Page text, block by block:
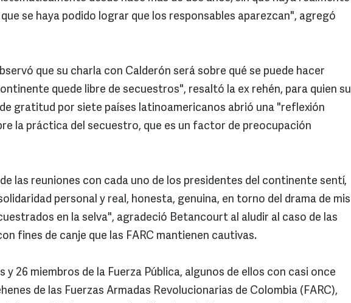
se haya podido lograr que los responsables aparezcan", agregó
que su charla con Calderón será sobre qué se puede hacer
quede libre de secuestros", resaltó la ex rehén, para quien su
gratitud por siete países latinoamericanos abrió una "reflexión
la práctica del secuestro, que es un factor de preocupación
las reuniones con cada uno de los presidentes del continente sentí,
personal y real, honesta, genuina, en torno del drama de mis
en la selva", agradeció Betancourt al aludir al caso de las
fines de canje que las FARC mantienen cautivas.
y 26 miembros de la Fuerza Pública, algunos de ellos con casi once
de las Fuerzas Armadas Revolucionarias de Colombia (FARC),